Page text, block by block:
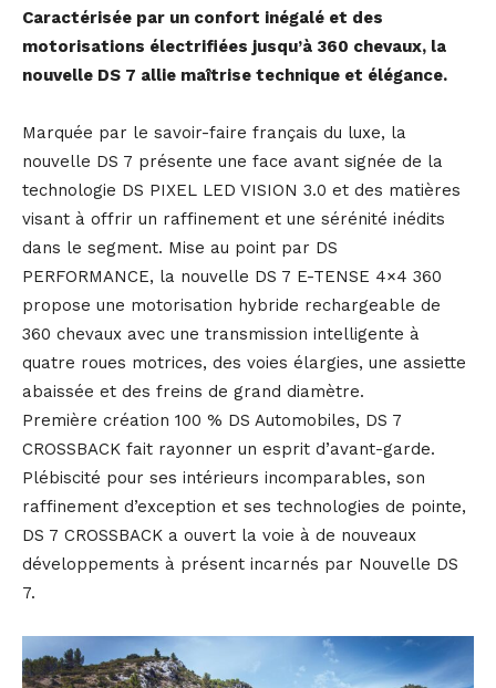
Caractérisée par un confort inégalé et des
motorisations électrifiées jusqu’à 360 chevaux, la
nouvelle DS 7 allie maîtrise technique et élégance.
Marquée par le savoir-faire français du luxe, la
nouvelle DS 7 présente une face avant signée de la
technologie DS PIXEL LED VISION 3.0 et des matières
visant à offrir un raffinement et une sérénité inédits
dans le segment. Mise au point par DS
PERFORMANCE, la nouvelle DS 7 E-TENSE 4×4 360
propose une motorisation hybride rechargeable de
360 chevaux avec une transmission intelligente à
quatre roues motrices, des voies élargies, une assiette
abaissée et des freins de grand diamètre.
Première création 100 % DS Automobiles, DS 7
CROSSBACK fait rayonner un esprit d’avant-garde.
Plébiscité pour ses intérieurs incomparables, son
raffinement d’exception et ses technologies de pointe,
DS 7 CROSSBACK a ouvert la voie à de nouveaux
développements à présent incarnés par Nouvelle DS
7.